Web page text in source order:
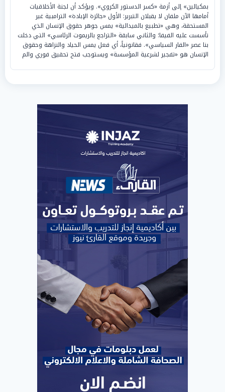
بمكيالين» إلى أزمة «كسر الدستور الكروي». ويؤكد أن لجنة الأخلاقيات
أمامها الآن ملفان لا يقبلان التبرير: الأول «جائزة الإبادة» الترامبية غير
المستحقة، وهي «تطبيع بالميدالية» يمس جوهر حقوق الإنسان الذي
تأسست عليه الفيفا؛ والثاني سابقة «التراجع بالريموت الرئاسي» التي دخلت
بنا عصر «الفار السياسي». فقانونياً، أي فعل يمس الحياد والنزاهة وحقوق
الإنسان هو «تفجير لشرعية المؤسسة» ويستوجب فتح تحقيق فوري والم